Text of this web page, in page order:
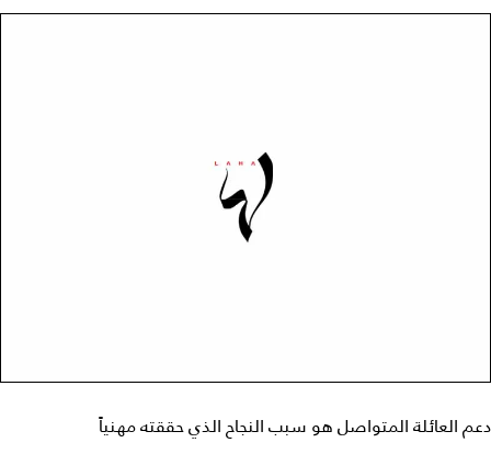
دعم العائلة المتواصل هو سبب النجاح الذي حققته مهنياً